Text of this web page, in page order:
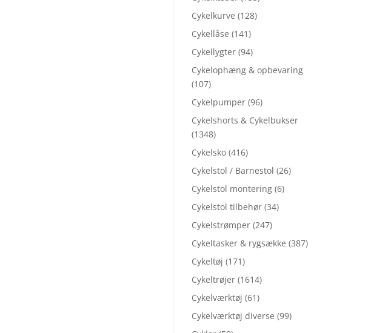
Cykelkurve (128)
Cykellåse (141)
Cykellygter (94)
Cykelophæng & opbevaring
(107)
Cykelpumper (96)
Cykelshorts & Cykelbukser
(1348)
Cykelsko (416)
Cykelstol / Barnestol (26)
Cykelstol montering (6)
Cykelstol tilbehør (34)
Cykelstrømper (247)
Cykeltasker & rygsække (387)
Cykeltøj (171)
Cykeltrøjer (1614)
Cykelværktøj (61)
Cykelværktøj diverse (99)